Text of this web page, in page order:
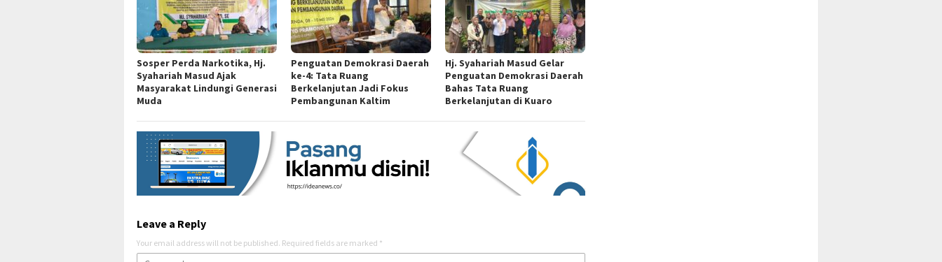
Sosper Perda Narkotika, Hj.
Syahariah Masud Ajak
Masyarakat Lindungi Generasi
Muda
Penguatan Demokrasi Daerah
ke-4: Tata Ruang
Berkelanjutan Jadi Fokus
Pembangunan Kaltim
Hj. Syahariah Masud Gelar
Penguatan Demokrasi Daerah
Bahas Tata Ruang
Berkelanjutan di Kuaro
Leave a Reply
Your email address will not be published. Required fields are marked *